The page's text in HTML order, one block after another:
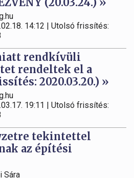
14:12 | Utolsó frissítés:
rendkívüli
rendeltek el a
2020.03.20.) »
19:11 | Utolsó frissítés:
tekintettel
az építési
Sára